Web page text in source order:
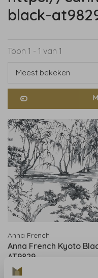
black-
Toon 1 - 1 van 1
Meest bekeken
Anna French
Anna French Kyoto
AT9829
€214,00